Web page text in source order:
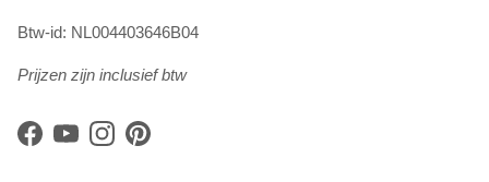
Btw-id: NL004403646B04
Prijzen zijn inclusief btw
Facebook
YouTubeInstagramPinterest